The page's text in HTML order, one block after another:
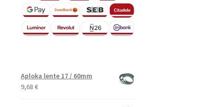
Aploka lente 17 / 60mm
9,68 €